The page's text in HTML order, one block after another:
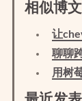
相似博文
让
聊聊
用树